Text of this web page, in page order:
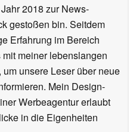
2018 zur News-
gestoßen bin. Seitdem
Erfahrung im Bereich
meiner lebenslangen
unsere Leser über neue
Mein Design-
Werbeagentur erlaubt
in die Eigenheiten